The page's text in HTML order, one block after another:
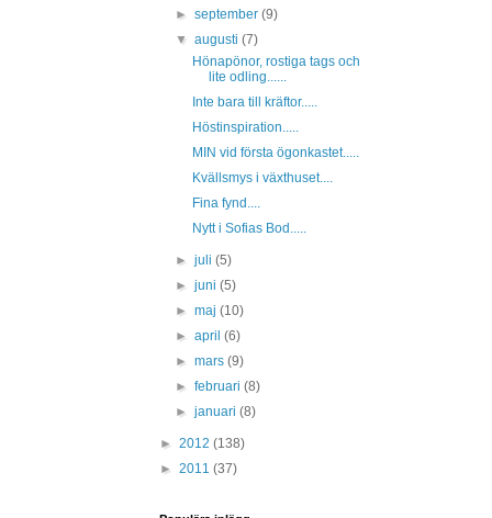
►september(9)
▼augusti(7)
Hönapönor, rostiga tags och
lite odling......
Inte bara till kräftor.....
Höstinspiration.....
MIN vid första ögonkastet.....
Kvällsmys i växthuset....
Fina fynd....
Nytt i Sofias Bod.....
►juli(5)
►juni(5)
►maj(10)
►april(6)
►mars(9)
►februari(8)
►januari(8)
► 2012 (138)
► 2011 (37)